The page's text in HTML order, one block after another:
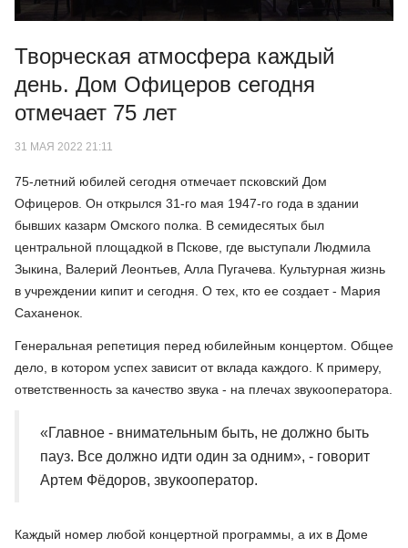
Творческая атмосфера каждый
день. Дом Офицеров сегодня
отмечает 75 лет
31 МАЯ 2022 21:11
75-летний юбилей сегодня отмечает псковский Дом
Офицеров. Он открылся 31-го мая 1947-го года в здании
бывших казарм Омского полка. В семидесятых был
центральной площадкой в Пскове, где выступали Людмила
Зыкина, Валерий Леонтьев, Алла Пугачева. Культурная жизнь
в учреждении кипит и сегодня. О тех, кто ее создает - Мария
Саханенок.
Генеральная репетиция перед юбилейным концертом. Общее
дело, в котором успех зависит от вклада каждого. К примеру,
ответственность за качество звука - на плечах звукооператора.
«Главное - внимательным быть, не должно быть
пауз. Все должно идти один за одним», - говорит
Артем Фёдоров, звукооператор.
Каждый номер любой концертной программы, а их в Доме